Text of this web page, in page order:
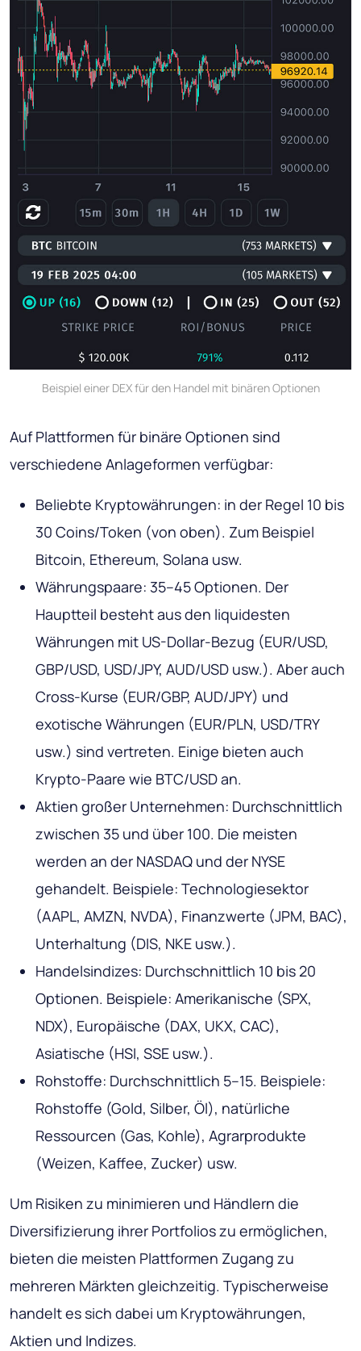
Beispiel einer DEX für den Handel mit binären Optionen
Auf Plattformen für binäre Optionen sind
verschiedene Anlageformen verfügbar:
Beliebte Kryptowährungen: in der Regel 10 bis
30 Coins/Token (von oben). Zum Beispiel
Bitcoin, Ethereum, Solana usw.
Währungspaare: 35–45 Optionen. Der
Hauptteil besteht aus den liquidesten
Währungen mit US-Dollar-Bezug (EUR/USD,
GBP/USD, USD/JPY, AUD/USD usw.). Aber auch
Cross-Kurse (EUR/GBP, AUD/JPY) und
exotische Währungen (EUR/PLN, USD/TRY
usw.) sind vertreten. Einige bieten auch
Krypto-Paare wie BTC/USD an.
Aktien großer Unternehmen: Durchschnittlich
zwischen 35 und über 100. Die meisten
werden an der NASDAQ und der NYSE
gehandelt. Beispiele: Technologiesektor
(AAPL, AMZN, NVDA), Finanzwerte (JPM, BAC),
Unterhaltung (DIS, NKE usw.).
Handelsindizes: Durchschnittlich 10 bis 20
Optionen. Beispiele: Amerikanische (SPX,
NDX), Europäische (DAX, UKX, CAC),
Asiatische (HSI, SSE usw.).
Rohstoffe: Durchschnittlich 5–15. Beispiele:
Rohstoffe (Gold, Silber, Öl), natürliche
Ressourcen (Gas, Kohle), Agrarprodukte
(Weizen, Kaffee, Zucker) usw.
Um Risiken zu minimieren und Händlern die
Diversifizierung ihrer Portfolios zu ermöglichen,
bieten die meisten Plattformen Zugang zu
mehreren Märkten gleichzeitig. Typischerweise
handelt es sich dabei um Kryptowährungen,
Aktien und Indizes.